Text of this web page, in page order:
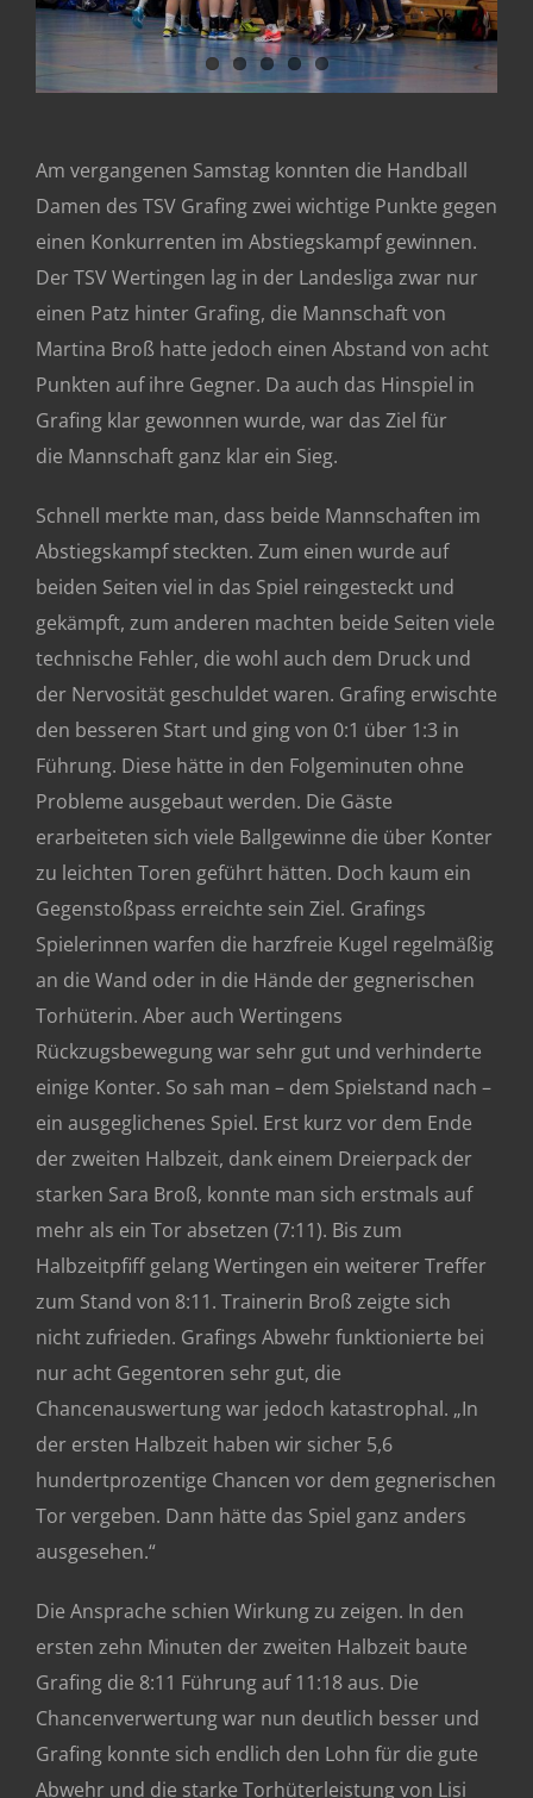
Am vergangenen Samstag konnten die Handball
Damen des TSV Grafing zwei wichtige Punkte gegen
einen Konkurrenten im Abstiegskampf gewinnen.
Der TSV Wertingen lag in der Landesliga zwar nur
einen Patz hinter Grafing, die Mannschaft von
Martina Broß hatte jedoch einen Abstand von acht
Punkten auf ihre Gegner. Da auch das Hinspiel in
Grafing klar gewonnen wurde, war das Ziel für
die Mannschaft ganz klar ein Sieg.
Schnell merkte man, dass beide Mannschaften im
Abstiegskampf steckten. Zum einen wurde auf
beiden Seiten viel in das Spiel reingesteckt und
gekämpft, zum anderen machten beide Seiten viele
technische Fehler, die wohl auch dem Druck und
der Nervosität geschuldet waren. Grafing erwischte
den besseren Start und ging von 0:1 über 1:3 in
Führung. Diese hätte in den Folgeminuten ohne
Probleme ausgebaut werden. Die Gäste
erarbeiteten sich viele Ballgewinne die über Konter
zu leichten Toren geführt hätten. Doch kaum ein
Gegenstoßpass erreichte sein Ziel. Grafings
Spielerinnen warfen die harzfreie Kugel regelmäßig
an die Wand oder in die Hände der gegnerischen
Torhüterin. Aber auch Wertingens
Rückzugsbewegung war sehr gut und verhinderte
einige Konter. So sah man – dem Spielstand nach –
ein ausgeglichenes Spiel. Erst kurz vor dem Ende
der zweiten Halbzeit, dank einem Dreierpack der
starken Sara Broß, konnte man sich erstmals auf
mehr als ein Tor absetzen (7:11). Bis zum
Halbzeitpfiff gelang Wertingen ein weiterer Treffer
zum Stand von 8:11. Trainerin Broß zeigte sich
nicht zufrieden. Grafings Abwehr funktionierte bei
nur acht Gegentoren sehr gut, die
Chancenauswertung war jedoch katastrophal. „In
der ersten Halbzeit haben wir sicher 5,6
hundertprozentige Chancen vor dem gegnerischen
Tor vergeben. Dann hätte das Spiel ganz anders
ausgesehen.“
Die Ansprache schien Wirkung zu zeigen. In den
ersten zehn Minuten der zweiten Halbzeit baute
Grafing die 8:11 Führung auf 11:18 aus. Die
Chancenverwertung war nun deutlich besser und
Grafing konnte sich endlich den Lohn für die gute
Abwehr und die starke Torhüterleistung von Lisi